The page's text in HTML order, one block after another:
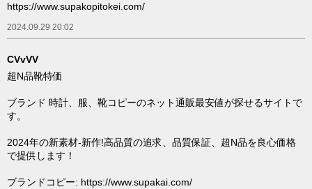
https://www.supakopitokei.com/
2024.09.29 20:02
CVvVV
超N品靴特価
ブランド 時計、服、靴コピーのネット通販最安値が探せるサイトで
す。
2024年の新素材-新作!高品質の追求、品質保証、超N品を良心価格
で提供します！
ブランドコピー: https://www.supakai.com/